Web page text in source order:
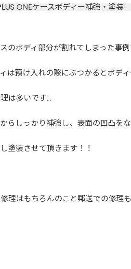
のボディ部分が割れてしまった事例
は預け入れの際にぶつかるとボデ
は多いです…
らしっかり補強し、表面の凹凸をな
塗装させて頂きます！！
理はもちろんのこと郵送での修理